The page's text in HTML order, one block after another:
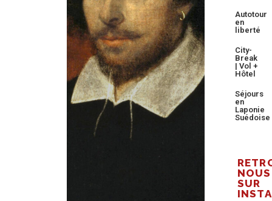
Autotour
en
liberté
City-
Break
| Vol +
Hôtel
Séjours
en
Laponie
Suédoise
NOUS
SUR